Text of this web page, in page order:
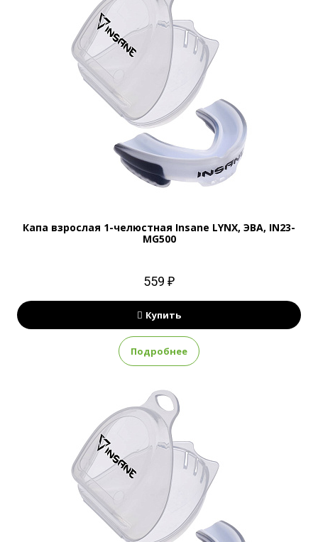
Капа взрослая 1-челюстная Insane LYNX, ЭВА, IN23-
MG500
559 ₽
Купить
Подробнее